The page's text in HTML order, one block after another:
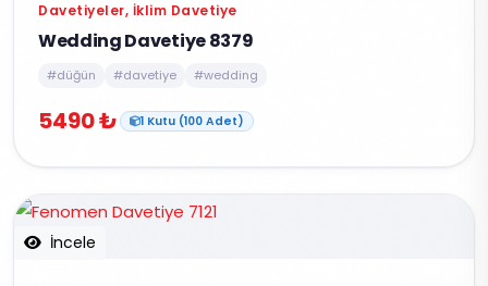
Davetiyeler, İklim Davetiye
Wedding Davetiye 8379
#düğün #davetiye #wedding
5490 ₺ 1 Kutu (100 Adet)
İncele